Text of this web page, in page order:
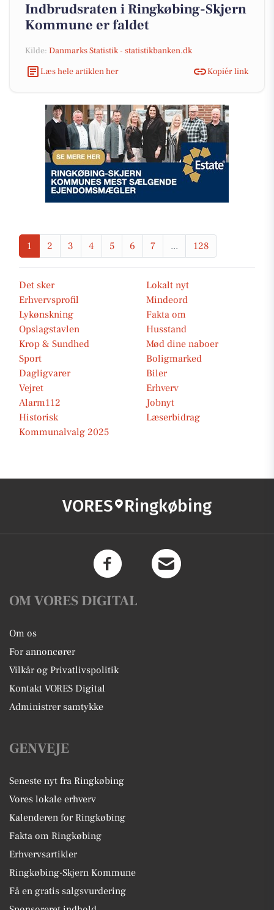
Indbrudsraten i Ringkøbing-Skjern
Kommune er faldet
Kilde: Danmarks Statistik - statistikbanken.dk
Læs hele artiklen her
Kopiér link
1 2 3 4 5 6 7 ... 128
Det sker
Lokalt nyt
Erhvervsprofil
Mindeord
Lykønskning
Fakta om
Opslagstavlen
Husstand
Krop & Sundhed
Mød dine naboer
Sport
Boligmarked
Dagligvarer
Biler
Vejret
Erhverv
Alarm112
Jobnyt
Historisk
Læserbidrag
Kommunalvalg 2025
VORES Ringkøbing
OM VORES DIGITAL
Om os
For annoncører
Vilkår og Privatlivspolitik
Kontakt VORES Digital
Administrer samtykke
GENVEJE
Seneste nyt fra Ringkøbing
Vores lokale erhverv
Kalenderen for Ringkøbing
Fakta om Ringkøbing
Erhvervsartikler
Ringkøbing-Skjern Kommune
Få en gratis salgsvurdering